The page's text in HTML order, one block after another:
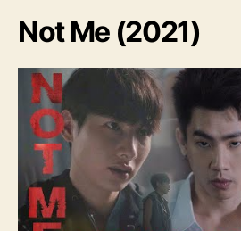
Not Me (2021)